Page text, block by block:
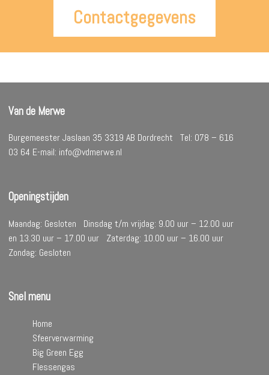
Contactgegevens
Van de Merwe
Burgemeester Jaslaan 35 3319 AB Dordrecht Tel: 078 – 616
03 64 E-mail: info@vdmerwe.nl
Openingstijden
Maandag: Gesloten Dinsdag t/m vrijdag: 9.00 uur – 12.00 uur
en 13.30 uur – 17.00 uur Zaterdag: 10.00 uur – 16.00 uur
Zondag: Gesloten
Snel menu
Home
Sfeerverwarming
Big Green Egg
Flessengas